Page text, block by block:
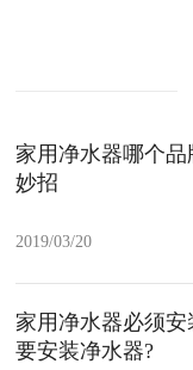
家用净水器哪个
妙招
2019/03/20
家用净水器必须安
要安装净水器?